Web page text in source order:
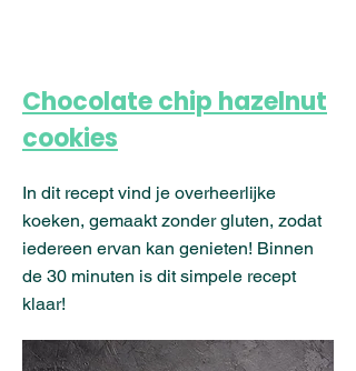
Chocolate chip hazelnut
cookies
In dit recept vind je overheerlijke
koeken, gemaakt zonder gluten, zodat
iedereen ervan kan genieten! Binnen
de 30 minuten is dit simpele recept
klaar!